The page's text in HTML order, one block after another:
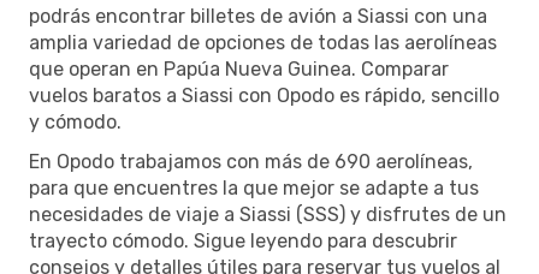
podrás encontrar billetes de avión a Siassi con una
amplia variedad de opciones de todas las aerolíneas
que operan en Papúa Nueva Guinea. Comparar
vuelos baratos a Siassi con Opodo es rápido, sencillo
y cómodo.
En Opodo trabajamos con más de 690 aerolíneas,
para que encuentres la que mejor se adapte a tus
necesidades de viaje a Siassi (SSS) y disfrutes de un
trayecto cómodo. Sigue leyendo para descubrir
consejos y detalles útiles para reservar tus vuelos al